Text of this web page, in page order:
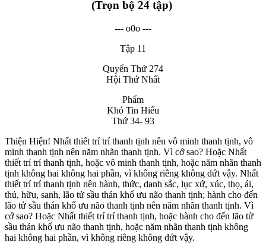
(Trọn bộ 24 tập)
--- o0o ---
Tập 11
Quyển Thứ 274
Hội Thứ Nhất
Phẩm
Khó Tin Hiểu
Thứ 34- 93
Thiện Hiện! Nhất thiết trí trí thanh tịnh nên vô minh thanh tịnh, vô
minh thanh tịnh nên năm nhãn thanh tịnh. Vì cớ sao? Hoặc Nhất
thiết trí trí thanh tịnh, hoặc vô minh thanh tịnh, hoặc năm nhãn thanh
tịnh không hai không hai phần, vì không riêng không dứt vậy. Nhất
thiết trí trí thanh tịnh nên hành, thức, danh sắc, lục xứ, xúc, thọ, ái,
thủ, hữu, sanh, lão tử sầu thán khổ ưu não thanh tịnh; hành cho đến
lão tử sầu thán khổ ưu não thanh tịnh nên năm nhãn thanh tịnh. Vì
cớ sao? Hoặc Nhất thiết trí trí thanh tịnh, hoặc hành cho đến lão tử
sầu thán khổ ưu não thanh tịnh, hoặc năm nhãn thanh tịnh không
hai không hai phần, vì không riêng không dứt vậy.